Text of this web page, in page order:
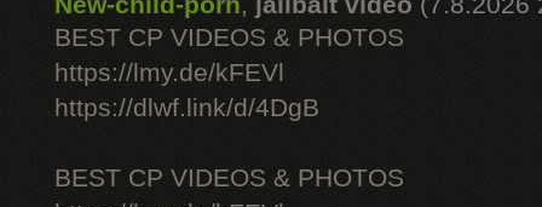
BEST CP VIDEOS & PHOTOS
https://lmy.de/kFEVl
https://dlwf.link/d/4DgB
BEST CP VIDEOS & PHOTOS